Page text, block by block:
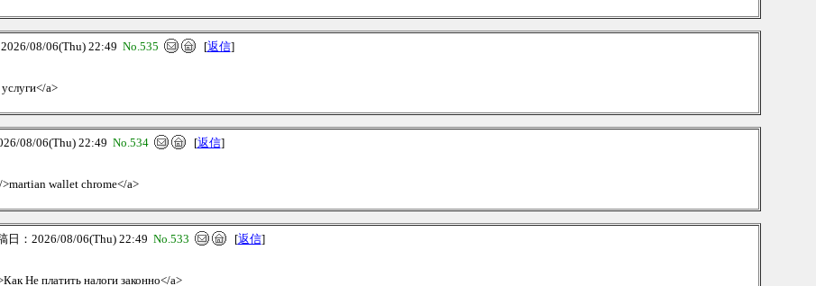
08/06(Thu) 22:49 No.535 [返信]
a>
08/06(Thu) 22:49 No.534 [返信]
wallet chrome</a>
日：2026/08/06(Thu) 22:49 No.533 [返信]
Не платить налоги законно</a>